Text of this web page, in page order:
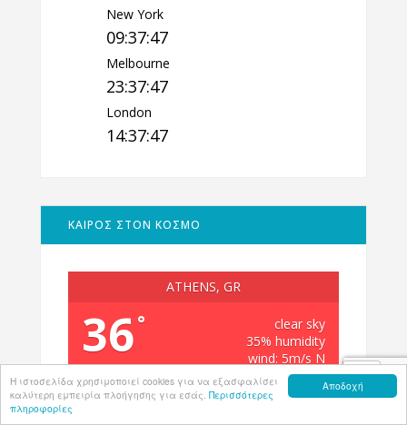
Αποδοχή
Η ιστοσελίδα χρησιμοποιεί cookies για να εξασφαλίσει
καλύτερη εμπειρία πλοήγησης για εσάς. Περισσότερες
πληροφορίες
New York
09:37:48
Melbourne
23:37:48
London
14:37:48
ΚΑΙΡΟΣ ΣΤΟΝ ΚΟΣΜΟ
ATHENS, GR
36°
clear sky
35% humidity
wind: 5m/s N
H 36 • L 35